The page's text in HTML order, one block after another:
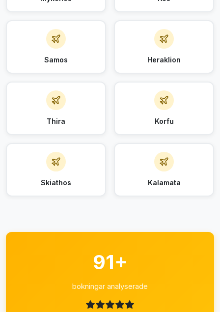
Samos Heraklion
Thira Korfu
Skiathos Kalamata
91+
bokningar analyserade